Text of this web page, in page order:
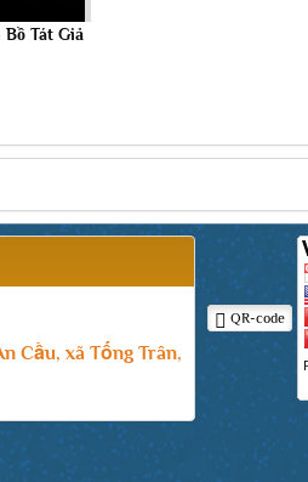
Tát Giả
Cầu, xã Tống Trân,
QR-code